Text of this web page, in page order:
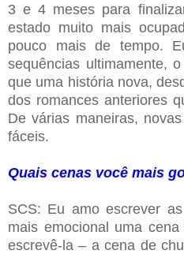
3 e 4 meses para
estado muito mais
pouco mais de tempo.
sequências ultimamente,
que uma história nova,
dos romances anteriores
De várias maneiras,
fáceis.
Quais cenas você mais
SCS: Eu amo escrever
mais emocional uma
escrevê-la – a cena de